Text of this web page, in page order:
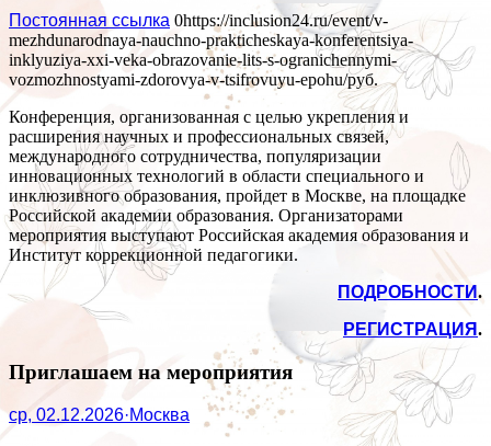
Постоянная ссылка 0https://inclusion24.ru/event/v-
mezhdunarodnaya-nauchno-prakticheskaya-konferentsiya-
inklyuziya-xxi-veka-obrazovanie-lits-s-ogranichennymi-
vozmozhnostyami-zdorovya-v-tsifrovuyu-epohu/руб.
Конференция, организованная с целью укрепления и
расширения научных и профессиональных связей,
международного сотрудничества, популяризации
инновационных технологий в области специального и
инклюзивного образования, пройдет в Москве, на площадке
Российской академии образования. Организаторами
мероприятия выступают Российская академия образования и
Институт коррекционной педагогики.
ПОДРОБНОСТИ.
РЕГИСТРАЦИЯ.
Приглашаем на мероприятия
ср, 02.12.2026·Москва